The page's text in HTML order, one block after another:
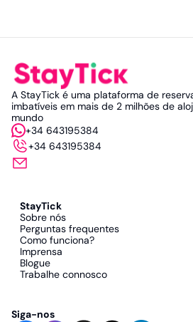
A StayTick é uma plataforma de
imbatíveis em mais de 2 milhões de
mundo
+34 643195384
+34 643195384
StayTick
Sobre nós
Perguntas frequentes
Como funciona?
Imprensa
Blogue
Trabalhe connosco
Siga-nos